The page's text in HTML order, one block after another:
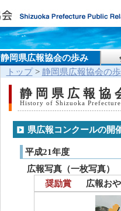
静岡県広報協会の歩み
トップ> 静岡県広報協会の
静岡県広報協
History of Shizuoka
県広報コンクールの開
平成21年度
広報写真（一枚写真）
奨励賞
広報お